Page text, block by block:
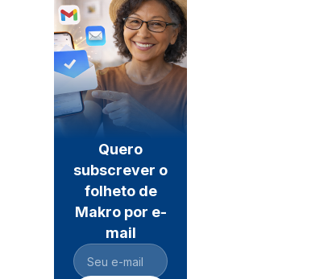
Quero
subscrever o
folheto de
Makro por e-
mail